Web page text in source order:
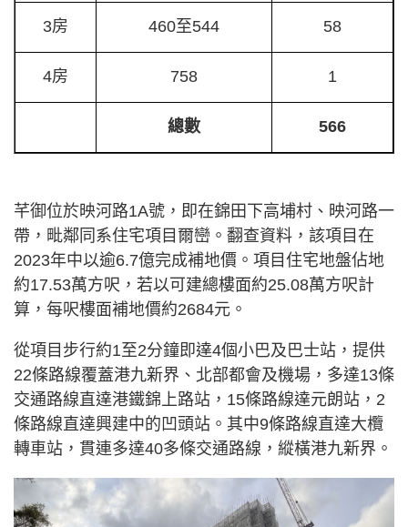
3房 460至544 58
4房 758 1
總數 566
芊御位於映河路1A號，即在錦田下高埔村、映河路一
帶，毗鄰同系住宅項目爾巒。翻查資料，該項目在
2023年中以逾6.7億完成補地價。項目住宅地盤佔地
約17.53萬方呎，若以可建總樓面約25.08萬方呎計
算，每呎樓面補地價約2684元。
從項目步行約1至2分鐘即達4個小巴及巴士站，提供
22條路線覆蓋港九新界、北部都會及機場，多達13條
交通路線直達港鐵錦上路站，15條路線達元朗站，2
條路線直達興建中的凹頭站。其中9條路線直達大欖
轉車站，貫連多達40多條交通路線，縱橫港九新界。